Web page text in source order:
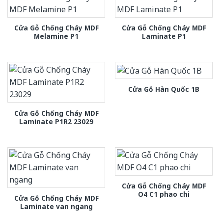
Cửa Gỗ Chống Cháy MDF
Melamine P1
Cửa Gỗ Chống Cháy MDF
Laminate P1
Cửa Gỗ Chống Cháy MDF
Laminate P1R2 23029
Cửa Gỗ Hàn Quốc 1B
Cửa Gỗ Chống Cháy MDF
Laminate van ngang
Cửa Gỗ Chống Cháy MDF
O4 C1 phao chi